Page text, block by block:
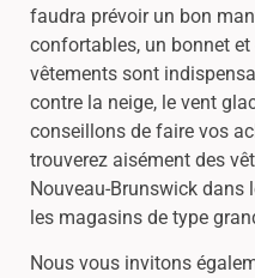
faudra prévoir un bon
confortables, un bonnet
vêtements sont
contre la neige, le vent
conseillons de faire vos
trouverez aisément des
Nouveau-Brunswick dans
les magasins de type
Nous vous invitons